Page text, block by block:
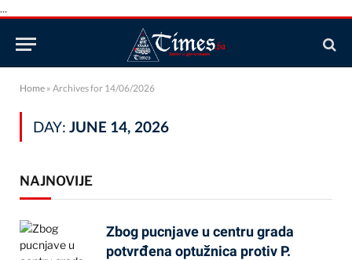
...
Home » Archives for 14/06/2026
DAY: JUNE 14, 2026
NAJNOVIJE
Zbog pucnjave u centru grada
potvrđena optužnica protiv P.